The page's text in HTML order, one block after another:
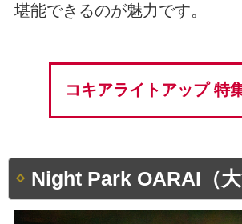
堪能できるのが魅力です。
コキアライトアップ 特
Night Park OARAI（大